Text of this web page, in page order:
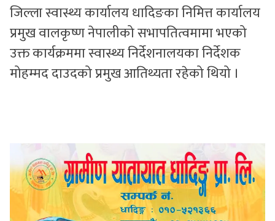
जिल्ला स्वास्थ्य कार्यालय धादिङका निमित्त कार्यालय
प्रमुख वालकृष्ण नेपालीको सभापतित्वमामा भएको
उक्त कार्यक्रममा स्वास्थ्य निर्देशनालयका निर्देशक
मोहम्मद दाउदको प्रमुख आतिथ्यता रहेको थियो ।